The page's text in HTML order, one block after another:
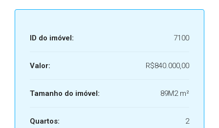
ID do imóvel: 7100
Valor: R$840.000,00
Tamanho do imóvel: 89M2 m²
Quartos: 2